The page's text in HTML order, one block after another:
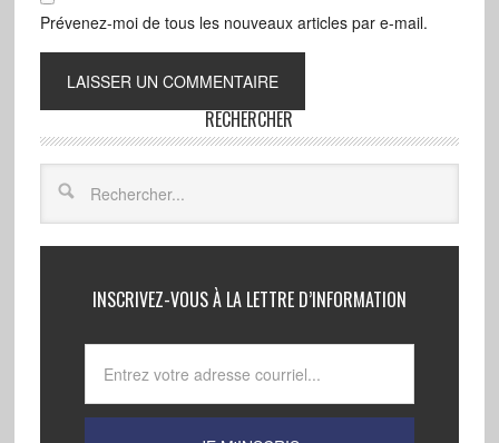
Prévenez-moi de tous les nouveaux articles par e-mail.
RECHERCHER
INSCRIVEZ-VOUS À LA LETTRE D’INFORMATION